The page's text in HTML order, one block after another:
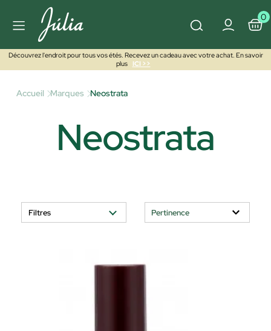
0
Découvrez l'endroit pour tous vos étés. Recevez un cadeau avec votre achat. En savoir
plus
ICI >>
Accueil Marques Neostrata
Neostrata
Filtres